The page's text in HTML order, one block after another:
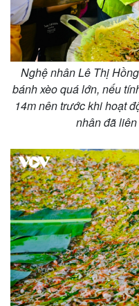
Nghệ nhân Lê Thị
bánh xèo quá lớn, nếu
14m nên trước khi hoạt
nhân đã